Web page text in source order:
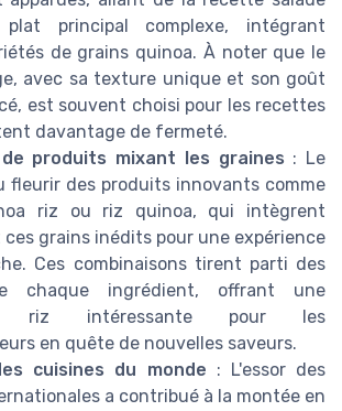
principal complexe, intégrant
de grains quinoa. À noter que le
avec sa texture unique et son goût
est souvent choisi pour les recettes
davantage de fermeté.
produits mixant les graines : Le
fleurir des produits innovants comme
riz ou riz quinoa, qui intègrent
grains inédits pour une expérience
Ces combinaisons tirent parti des
chaque ingrédient, offrant une
riz intéressante pour les
en quête de nouvelles saveurs.
cuisines du monde : L'essor des
a contribué à la montée en